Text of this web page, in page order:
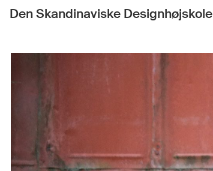
Den Skandinaviske Designhøjskole